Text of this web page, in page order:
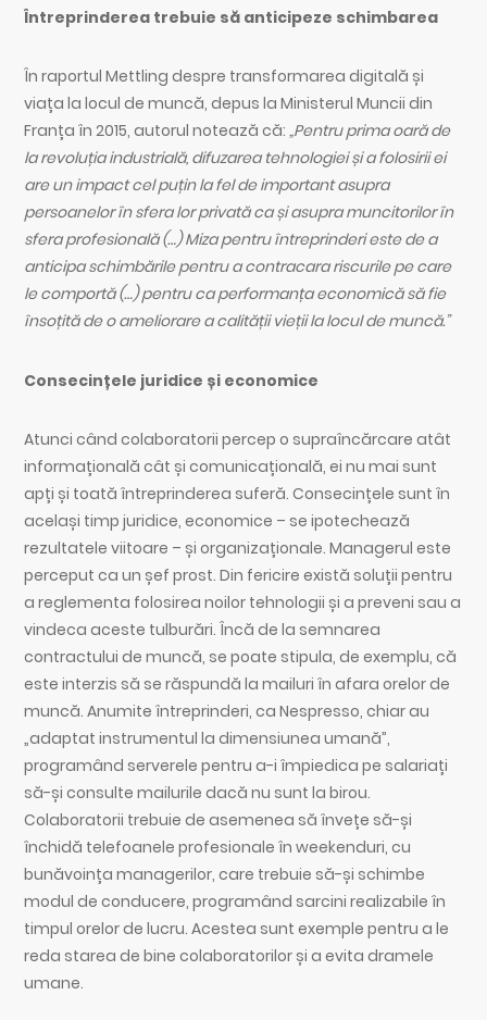
Întreprinderea trebuie să anticipeze schimbarea
În raportul Mettling despre transformarea digitală și
viața la locul de muncă, depus la Ministerul Muncii din
Franța în 2015, autorul notează că:„Pentru prima oară de
la revoluția industrială, difuzarea tehnologiei și a folosirii ei
are un impact cel puțin la fel de important asupra
persoanelor în sfera lor privată ca și asupra muncitorilor în
sfera profesională (…) Miza pentru întreprinderi este de a
anticipa schimbările pentru a contracara riscurile pe care
le comportă (…) pentru ca performanța economică să fie
însoțită de o ameliorare a calității vieții la locul de muncă.”
Consecințele juridice și economice
Atunci când colaboratorii percep o supraîncărcare atât
informațională cât și comunicațională, ei nu mai sunt
apți și toată întreprinderea suferă. Consecințele sunt în
același timp juridice, economice – se ipotechează
rezultatele viitoare – și organizaționale. Managerul este
perceput ca un șef prost. Din fericire există soluții pentru
a reglementa folosirea noilor tehnologii și a preveni sau a
vindeca aceste tulburări. Încă de la semnarea
contractului de muncă, se poate stipula, de exemplu, că
este interzis să se răspundă la mailuri în afara orelor de
muncă. Anumite întreprinderi, ca Nespresso, chiar au
„adaptat instrumentul la dimensiunea umană”,
programând serverele pentru a-i împiedica pe salariați
să-și consulte mailurile dacă nu sunt la birou.
Colaboratorii trebuie de asemenea să învețe să-și
închidă telefoanele profesionale în weekenduri, cu
bunăvoința managerilor, care trebuie să-și schimbe
modul de conducere, programând sarcini realizabile în
timpul orelor de lucru. Acestea sunt exemple pentru a le
reda starea de bine colaboratorilor și a evita dramele
umane.